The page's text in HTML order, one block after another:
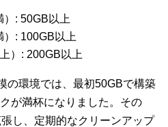
: 50GB以上
: 100GB以上
）: 200GB以上
の環境では、最初50GBで構築
が満杯になりました。その
し、定期的なクリーンアップ